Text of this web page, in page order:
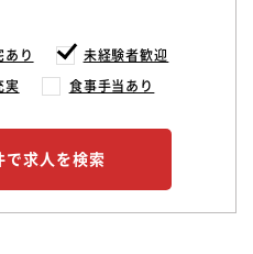
あり 未経験者歓迎
実 食事手当あり
で求人を検索